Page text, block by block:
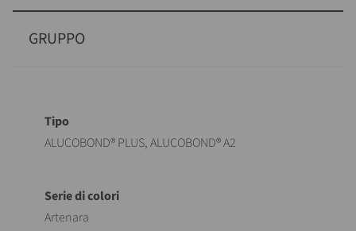
GRUPPO
Descrizione
ALUCOBOND® PLUS, ALUCOBOND® A2
Artenara